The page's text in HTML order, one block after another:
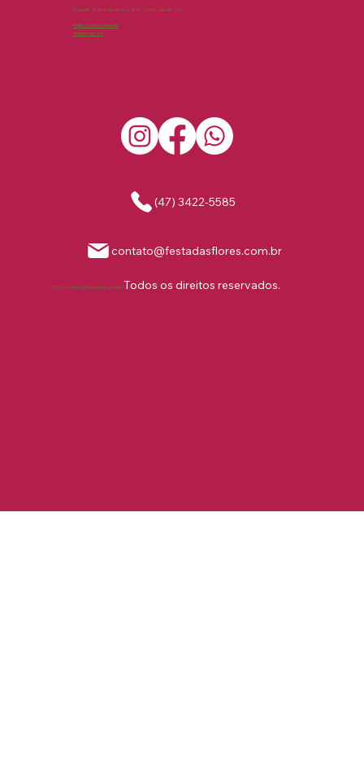
Expoville - R. XV de Novembro, 4315 - Glória, Joinville - SC
Política de Privacidade
Termos de Uso
(47) 3422-5585
contato@festadasflores.com.br
© 2026 Festa das Flores de Joinville. Todos os direitos reservados.